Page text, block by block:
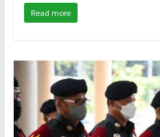
Read more